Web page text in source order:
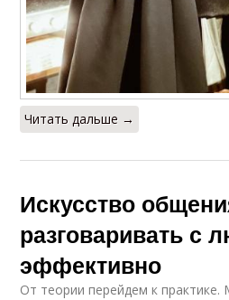
Читать дальше →
Искусство
разговаривать с
эффективно
От теории перейдем к практике.